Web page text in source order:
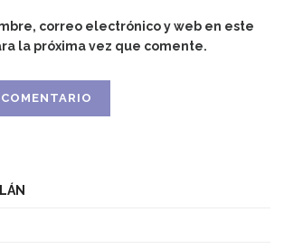
correo electrónico y web en este
la próxima vez que comente.